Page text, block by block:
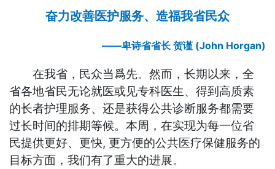
奋力改善医护服务、造福我省民众
——卑诗省省长 贺谨 (John Horgan)
在我省，民众当爲先。然而，长期以来，全
省各地省民无论就医或见专科医生、得到高质素
的长者护理服务、还是获得公共诊断服务都需要
过长时间的排期等候。本周，在实现为每一位省
民提供更好、更快, 更方便的公共医疗保健服务的
目标方面，我们有了重大的进展。